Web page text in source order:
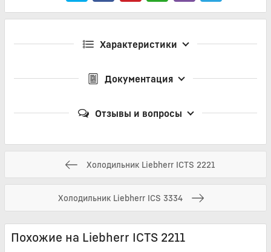
Характеристики
Документация
Отзывы и вопросы
Холодильник Liebherr ICTS 2221
Холодильник Liebherr ICS 3334
Похожие на Liebherr ICTS 2211